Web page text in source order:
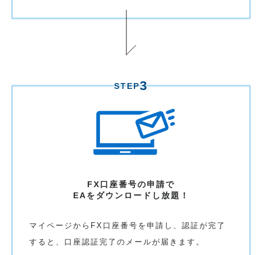
STEP3
FX口座番号の申請で
EAをダウンロード し放題！
マイページからFX口座番号を申請し、認証が完了
すると、口座認証完了のメールが届きます。